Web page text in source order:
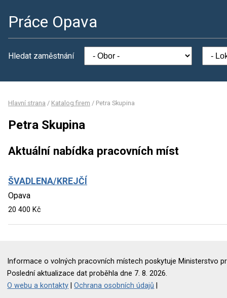
Práce Opava
Hledat zaměstnání
Hlavní strana / Katalog firem / Petra Skupina
Petra Skupina
Aktuální nabídka pracovních míst
ŠVADLENA/KREJČÍ
Opava
20 400 Kč
Informace o volných pracovních místech poskytuje Ministerstvo
Poslední aktualizace dat proběhla dne 7. 8. 2026.
O webu a kontakty |Ochrana osobních údajů